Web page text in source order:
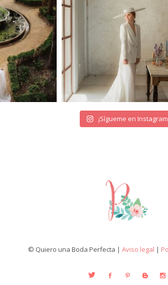
¡Sígueme en
© Quiero una Boda Perfecta | Aviso legal |